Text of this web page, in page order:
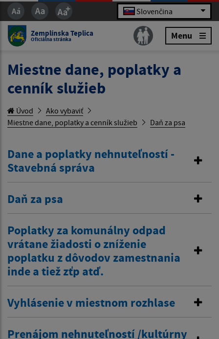
Slovenčina
Zemplínska Teplica
Oficiálna stránka Menu
Miestne dane, poplatky a
cenník služieb
Úvod
Ako vybaviť
Miestne dane, poplatky a cenník služieb
Daň za psa
Dane a poplatky nehnuteľností -
Stavebná správa
Daň za psa
Poplatky za komunálny odpad
vrátane žiadosti o zníženie
poplatku z dôvodov zamestnania
inde a tiež zťp atď.
Vyhlásenie v miestnom rozhlase
Prenájom nehnuteľností /kultúrny